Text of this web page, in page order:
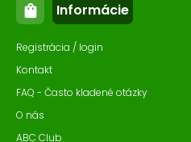
shopping_bag Informácie
Registrácia / login
Kontakt
FAQ - Často kladené otázky
O nás
ABC Club